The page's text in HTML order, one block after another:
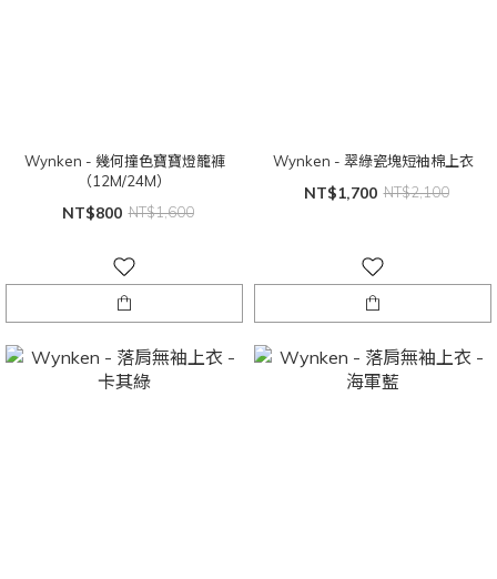
Wynken - 幾何撞色寶寶燈籠褲
（12M/24M）
NT$800 NT$1,600
Wynken - 翠綠瓷塊短袖棉上衣
NT$1,700 NT$2,100